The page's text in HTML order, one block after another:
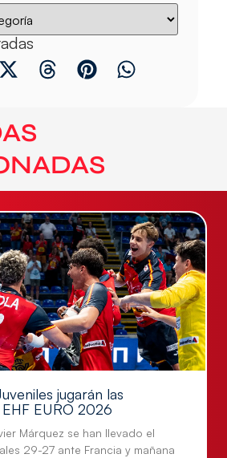
jugarán las
EURO 2026
Márquez se han llevado el
29-27 ante Francia y mañana